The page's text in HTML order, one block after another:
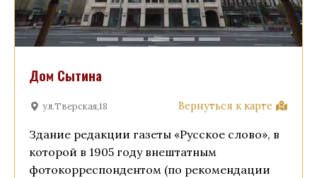
Дом Сытина
ул.Тверская,18 Вернуться к карте
Здание редакции газеты «Русское слово», в
которой в 1905 году внештатным
фотокорреспондентом (по рекомендации